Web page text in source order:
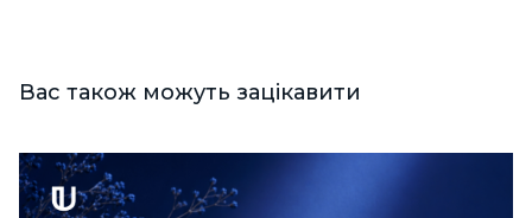
Вас також можуть зацікавити